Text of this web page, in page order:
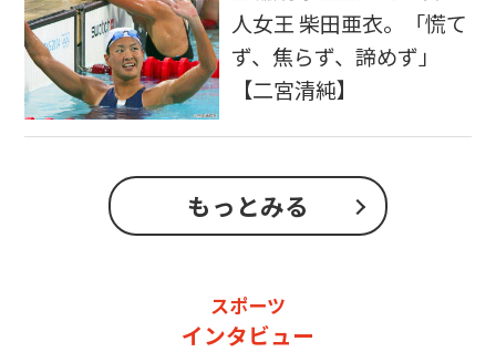
人女王 柴田亜衣。「慌て
ず、焦らず、諦めず」
【二宮清純】
もっとみる
スポーツ
インタビュー